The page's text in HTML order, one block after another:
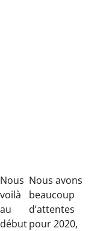
Nous
voilà
au
début
Nous avons
beaucoup
d’attentes
pour 2020,